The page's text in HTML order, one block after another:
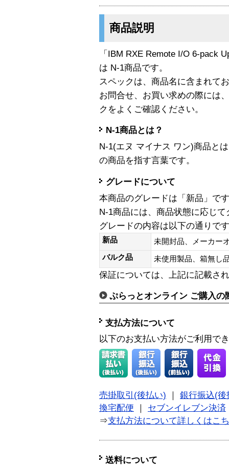
商品説明
「IBM RXE Remote I/O 6-pack
は N-1商品です。
スペックは、商品名に含まれて
お問合せ、お買い求めの際には
クをよくご確認ください。
N-1商品とは？
N-1(エヌ マイナス ワン)商品と
の商品を指す言葉です。
グレードについて
本商品のグレードは「新品」です
N-1商品には、商品状態に応じ
グレードの内容は以下の通りで
新品
未開封品、メーカー
バルク品
未使用製品、箱無
保証については、上記に記載さ
ぷらっとオンライン ご購入の
支払方法について
以下のお支払い方法がご利用で
売掛取引(後払い)
銀行振込(後
換宅配便
セブンイレブン決済
⇒支払方法について詳しくはこ
送料について